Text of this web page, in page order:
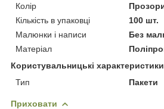
Колір
Кількість в упаковці
100 шт.
Малюнки і написи
Без
Матеріал
Користувальницькі характеристики
Тип
Пакети
Приховати